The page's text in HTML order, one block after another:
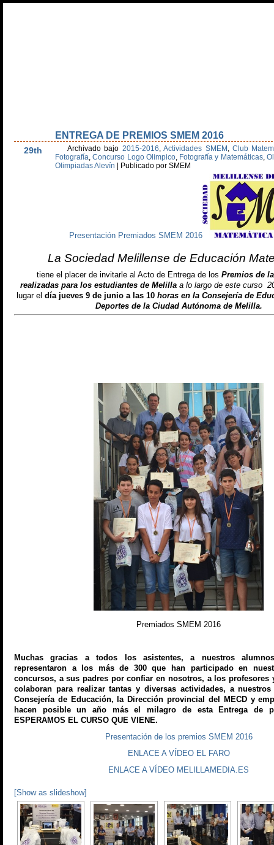
29th
ENTREGA DE PREMIOS SMEM 2016
Archivado bajo 2015-2016,Actividades SMEM , Club
Fotografía,Concurso Logo Olimpico, Fotografía y Matemáticas,
Olimpiadas Alevín
Publicado por SMEM
Presentación Premiados SMEM 2016
La Sociedad Melillense de Educación
tiene el placer de invitarle al Acto de Entrega de los Premios de
realizadas para los estudiantes de Melillaa lo largo de este curso
lugar el día jueves 9 de junio a las 10 horas en la Consejería de
Deportes de la Ciudad Autónoma de Melilla.
Premiados SMEM 2016
Muchas gracias a todos los asistentes, a nuestros
representaron a los más de 300 que han participado en
concursos, a sus padres por confiar en nosotros, a los profesores
colaboran para realizar tantas y diversas actividades, a
Consejería de Educación, la Dirección provincial del MECD y
hacen posible un año más el milagro de esta Entrega de
ESPERAMOS EL CURSO QUE VIENE.
Presentación de los premios SMEM 2016
ENLACE A VÍDEO EL FARO
ENLACE A VÍDEO MELILLAMEDIA.ES
[Show as slideshow]